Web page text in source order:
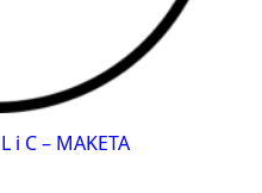
i C – MAKETA